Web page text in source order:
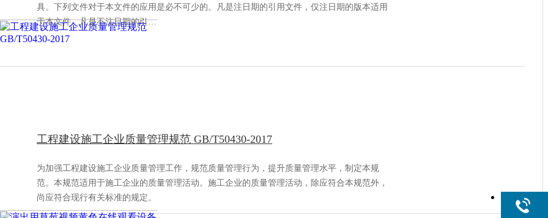
具。下列文件对于本文件的应用是必不可少的。凡是注日期的引用文件，仅注日期的版本适用
于本文件。凡是不注日期的引…
工程建设施工企业质量管理规范 GB/T50430-2017
为加强工程建设施工企业质量管理工作，规范质量管理行为，提升质量管理水平，制定本规
范。本规范适用于施工企业的质量管理活动。施工企业的质量管理活动，除应符合本规范外，
尚应符合现行有关标准的规定。